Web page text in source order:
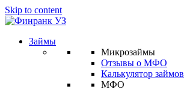
Skip to content
Займы
Микрозаймы
Отзывы о МФО
Калькулятор займов
МФО